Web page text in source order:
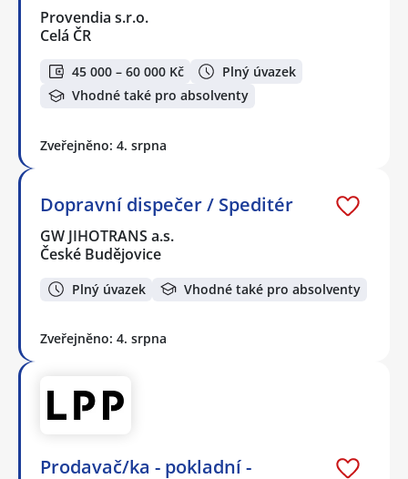
Provendia s.r.o.
Celá ČR
45 000 – 60 000 Kč
Plný úvazek
Vhodné také pro absolventy
Zveřejněno: 4. srpna
Dopravní dispečer / Speditér
GW JIHOTRANS a.s.
České Budějovice
Plný úvazek Vhodné také pro absolventy
Zveřejněno: 4. srpna
Prodavač/ka - pokladní -